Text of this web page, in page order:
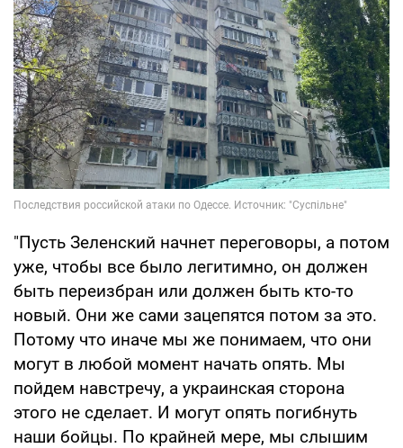
"Пусть Зеленский начнет переговоры, а потом
уже, чтобы все было легитимно, он должен
быть переизбран или должен быть кто-то
новый. Они же сами зацепятся потом за это.
Потому что иначе мы же понимаем, что они
могут в любой момент начать опять. Мы
пойдем навстречу, а украинская сторона
этого не сделает. И могут опять погибнуть
наши бойцы. По крайней мере, мы слышим